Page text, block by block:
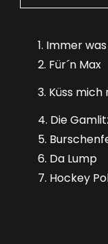
1. Immer
2. Für´n Max
3. Küss
4. Die
5.
6. Da Lump
7. Hockey